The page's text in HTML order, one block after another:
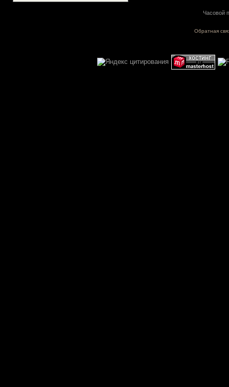
Часовой
Обратная